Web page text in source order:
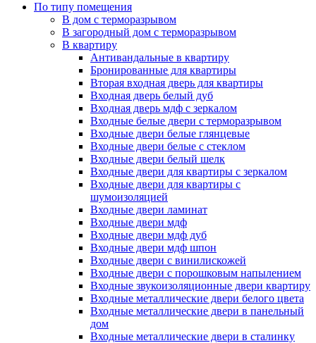
По типу помещения
В дом с терморазрывом
В загородный дом с терморазрывом
В квартиру
Антивандальные в квартиру
Бронированные для квартиры
Вторая входная дверь для квартиры
Входная дверь белый дуб
Входная дверь мдф с зеркалом
Входные белые двери с терморазрывом
Входные двери белые глянцевые
Входные двери белые с стеклом
Входные двери белый шелк
Входные двери для квартиры с зеркалом
Входные двери для квартиры с
шумоизоляцией
Входные двери ламинат
Входные двери мдф
Входные двери мдф дуб
Входные двери мдф шпон
Входные двери с винилискожей
Входные двери с порошковым напылением
Входные звукоизоляционные двери квартиру
Входные металлические двери белого цвета
Входные металлические двери в панельный
дом
Входные металлические двери в сталинку